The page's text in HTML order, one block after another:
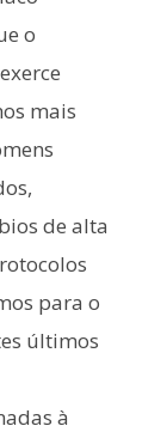
o
mais
de alta
para o
últimos
à